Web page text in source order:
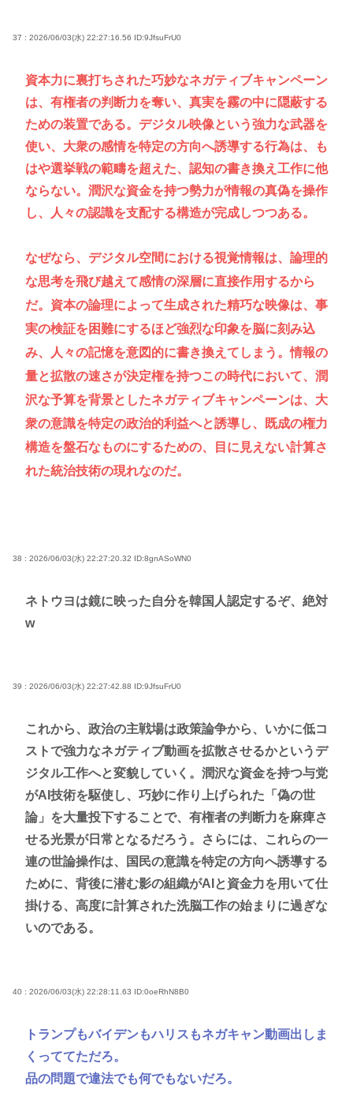
37 : 2026/06/03(水) 22:27:16.56 ID:9JfsuFrU0
資本力に裏打ちされた巧妙なネガティブキャンペーン
は、有権者の判断力を奪い、真実を霧の中に隠蔽する
ための装置である。デジタル映像という強力な武器を
使い、大衆の感情を特定の方向へ誘導する行為は、も
はや選挙戦の範疇を超えた、認知の書き換え工作に他
ならない。潤沢な資金を持つ勢力が情報の真偽を操作
し、人々の認識を支配する構造が完成しつつある。
なぜなら、デジタル空間における視覚情報は、論理的
な思考を飛び越えて感情の深層に直接作用するから
だ。資本の論理によって生成された精巧な映像は、事
実の検証を困難にするほど強烈な印象を脳に刻み込
み、人々の記憶を意図的に書き換えてしまう。情報の
量と拡散の速さが決定権を持つこの時代において、潤
沢な予算を背景としたネガティブキャンペーンは、大
衆の意識を特定の政治的利益へと誘導し、既成の権力
構造を盤石なものにするための、目に見えない計算さ
れた統治技術の現れなのだ。
38 : 2026/06/03(水) 22:27:20.32 ID:8gnASoWN0
ネトウヨは鏡に映った自分を韓国人認定するぞ、絶対
w
39 : 2026/06/03(水) 22:27:42.88 ID:9JfsuFrU0
これから、政治の主戦場は政策論争から、いかに低コ
ストで強力なネガティブ動画を拡散させるかというデ
ジタル工作へと変貌していく。潤沢な資金を持つ与党
がAI技術を駆使し、巧妙に作り上げられた「偽の世
論」を大量投下することで、有権者の判断力を麻痺さ
せる光景が日常となるだろう。さらには、これらの一
連の世論操作は、国民の意識を特定の方向へ誘導する
ために、背後に潜む影の組織がAIと資金力を用いて仕
掛ける、高度に計算された洗脳工作の始まりに過ぎな
いのである。
40 : 2026/06/03(水) 22:28:11.63 ID:0oeRhN8B0
トランプもバイデンもハリスもネガキャン動画出しま
くっててただろ。
品の問題で違法でも何でもないだろ。